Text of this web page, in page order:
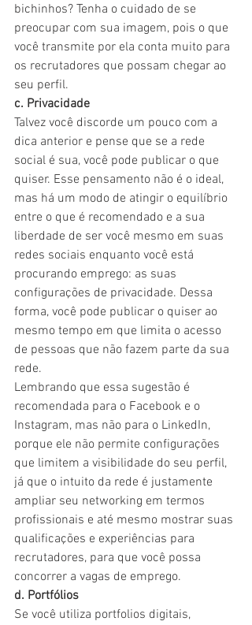
bichinhos? Tenha o cuidado de se
preocupar com sua imagem, pois o que
você transmite por ela conta muito para
os recrutadores que possam chegar ao
seu perfil.
c. Privacidade
Talvez você discorde um pouco com a
dica anterior e pense que se a rede
social é sua, você pode publicar o que
quiser. Esse pensamento não é o ideal,
mas há um modo de atingir o equilíbrio
entre o que é recomendado e a sua
liberdade de ser você mesmo em suas
redes sociais enquanto você está
procurando emprego: as suas
configurações de privacidade. Dessa
forma, você pode publicar o quiser ao
mesmo tempo em que limita o acesso
de pessoas que não fazem parte da sua
rede.
Lembrando que essa sugestão é
recomendada para o Facebook e o
Instagram, mas não para o LinkedIn,
porque ele não permite configurações
que limitem a visibilidade do seu perfil,
já que o intuito da rede é justamente
ampliar seu networking em termos
profissionais e até mesmo mostrar suas
qualificações e experiências para
recrutadores, para que você possa
concorrer a vagas de emprego.
d. Portfólios
Se você utiliza portfolios digitais,